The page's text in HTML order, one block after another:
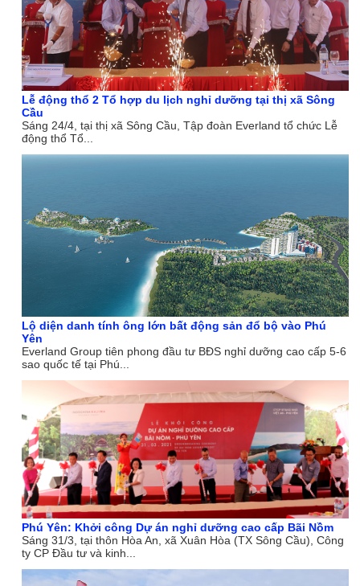
Lễ động thổ 2 Tổ hợp du lịch nghỉ dưỡng tại thị xã Sông
Cầu
Sáng 24/4, tại thị xã Sông Cầu, Tập đoàn Everland tổ chức Lễ
động thổ Tổ...
Lộ diện danh tính ông lớn bất động sản đổ bộ vào Phú
Yên
Everland Group tiên phong đầu tư BĐS nghỉ dưỡng cao cấp 5-6
sao quốc tế tại Phú...
Phú Yên: Khởi công Dự án nghỉ dưỡng cao cấp Bãi Nồm
Sáng 31/3, tại thôn Hòa An, xã Xuân Hòa (TX Sông Cầu), Công
ty CP Đầu tư và kinh...